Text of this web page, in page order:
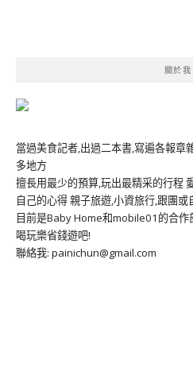
關於我
當過美食記者,出過二本書,寫遍各報章
多地方
擅長用最少的預算,玩出最精采的行程
自己的心得 親子旅遊,小資旅行,跟團
目前是Baby Home和mobile01的合作
喝玩樂省錢遊吧!
聯絡我: painichun@gmail.com